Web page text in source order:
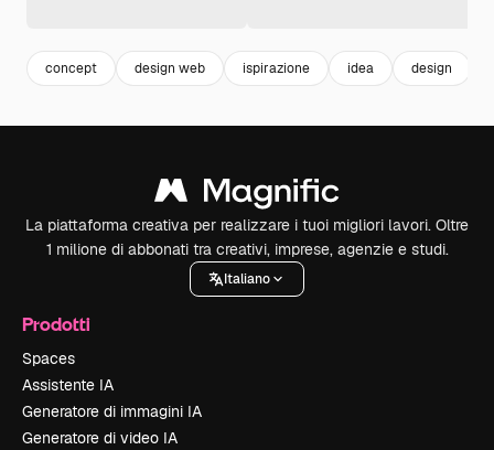
concept design web ispirazione idea design
La piattaforma creativa per realizzare i tuoi migliori lavori. Oltre
1 milione di abbonati tra creativi, imprese, agenzie e studi.
Italiano
Prodotti
Spaces
Assistente IA
Generatore di immagini IA
Generatore di video IA